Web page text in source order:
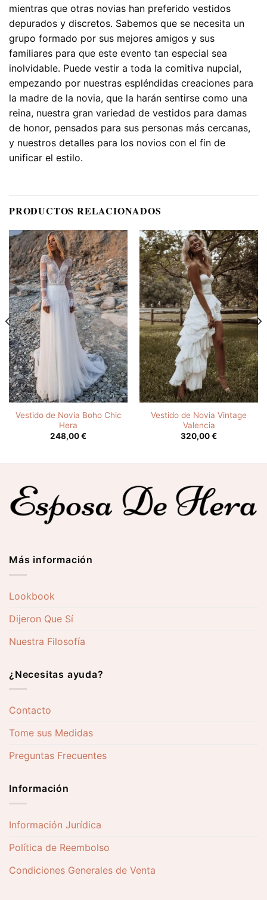
mientras que otras novias han preferido vestidos
depurados y discretos. Sabemos que se necesita un
grupo formado por sus mejores amigos y sus
familiares para que este evento tan especial sea
inolvidable. Puede vestir a toda la comitiva nupcial,
empezando por nuestras espléndidas creaciones para
la madre de la novia, que la harán sentirse como una
reina, nuestra gran variedad de vestidos para damas
de honor, pensados para sus personas más cercanas,
y nuestros detalles para los novios con el fin de
unificar el estilo.
PRODUCTOS RELACIONADOS
Vestido de Novia Boho Chic
Hera
248,00€
Vestido de Novia Vintage
Valencia
320,00€
Más información
Lookbook
Dijeron Que Sí
Nuestra Filosofía
¿Necesitas ayuda?
Contacto
Tome sus Medidas
Preguntas Frecuentes
Información
Información Jurídica
Política de Reembolso
Condiciones Generales de Venta